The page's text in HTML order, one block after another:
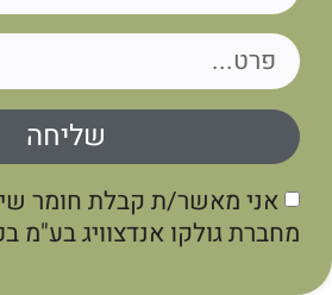
אני מאשר/ת קבלת חומר
גולקו אנדצוויג בע"מ
שליחה